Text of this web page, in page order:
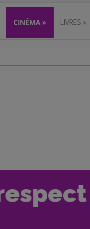
CINÉMA » LIVRES »